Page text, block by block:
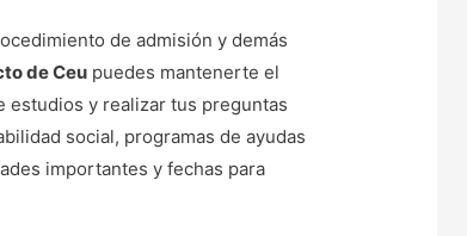
de admisión y demás
de Ceu puedes mantenerte el
estudios y realizar tus preguntas
social, programas de ayudas
importantes y fechas para